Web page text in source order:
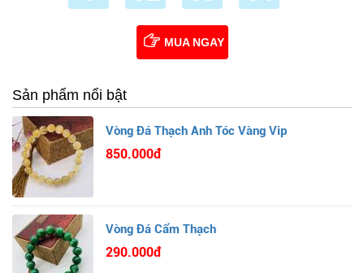
MUA NGAY
Sản phẩm nổi bật
Vòng Đá Thạch Anh Tóc Vàng Vip
850.000đ
Vòng Đá Cẩm Thạch
290.000đ